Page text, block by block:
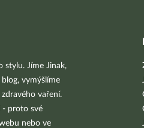
stylu. Jíme Jinak,
vymýšlíme
vaření.
- proto své
nebo ve